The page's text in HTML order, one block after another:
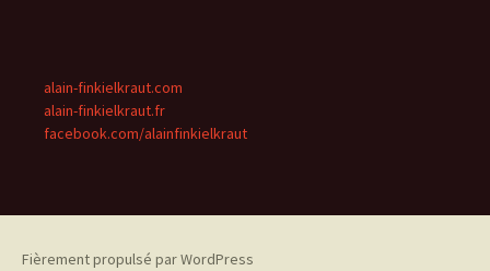
alain-finkielkraut.com
alain-finkielkraut.fr
facebook.com/alainfinkielkraut
Fièrement propulsé par WordPress